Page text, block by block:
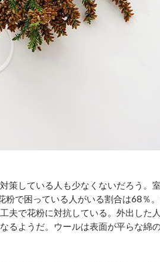
策している人も少なくないだろう。
で困っている人がいる割合は68％
夫で花粉に対抗している。外出した
るようだ。ウールは表面が平らな綿